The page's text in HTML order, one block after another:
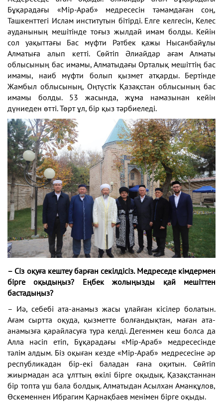
Бұқарадағы «Мір-Араб» медресесін тәмамдаған соң,
Ташкенттегі Ислам институтын бітірді. Елге келгесін, Келес
ауданының мешітінде тоғыз жылдай имам болды. Кейін
сол уақыттағы Бас мүфти Рәтбек қажы Нысанбайұлы
Алматыға алып кетті. Сөйтіп Әлиайдар ағам Алматы
облысының бас имамы, Алматыдағы Орталық мешіттің бас
имамы, наиб мүфти болып қызмет атқарды. Бертінде
Жамбыл облысының, Оңтүстік Қазақстан облысының бас
имамы болды. 53 жасында, жұма намазынан кейін
дүниеден өтті. Төрт ұл, бір қыз тәрбиеледі.
– Сіз оқуға кештеу барған секілдісіз. Медреседе кімдермен
бірге оқыдыңыз? Еңбек жолыңызды қай мешіттен
бастадыңыз?
– Иә, себебі ата-анамыз жасы ұлайған кісілер болатын.
Ағам сыртта оқуда, қызметте болғандықтан, маған ата-
анамызға қарайласуға тура келді. Дегенмен кеш болса да
Алла нәсіп етіп, Бұқарадағы «Мір-Араб» медресесінде
тәлім алдым. Біз оқыған кезде «Мір-Араб» медресесіне әр
республикадан бір-екі баладан ғана оқитын. Сөйтіп
жиырмадан аса ұлттың өкілі бірге оқыдық. Қазақстаннан
бір топта үш бала болдық. Алматыдан Асылхан Аманқұлов,
Өскеменнен Ибрагим Қарнақбаев менімен бірге оқыды.